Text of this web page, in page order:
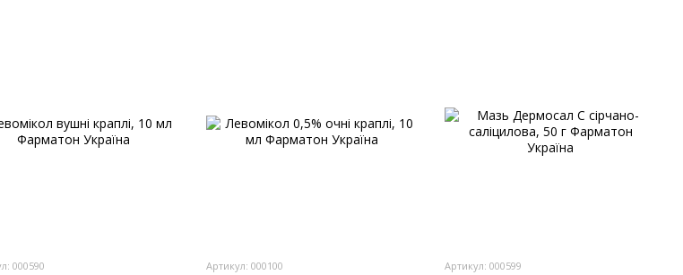
000590 Артикул: 000100 Артикул: 000599